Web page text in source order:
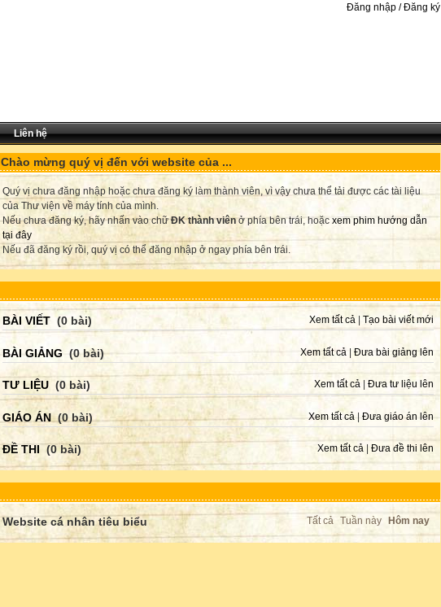
Đăng nhập / Đăng ký
Liên hệ
Chào mừng quý vị đến với website của ...
Quý vị chưa đăng nhập hoặc chưa đăng ký làm thành viên, vì vậy chưa thể tải được các tài liệu
của Thư viện về máy tính của mình.
Nếu chưa đăng ký, hãy nhấn vào chữĐK thành viênở phía bên trái, hoặc xem phim hướng dẫn
tại đây
Nếu đã đăng ký rồi, quý vị có thể đăng nhập ở ngay phía bên trái.
Xem tất cả Tạo bài viết mới
BÀI VIẾT (0 bài)
Xem tất cả | Đưa bài giảng lên
BÀI GIẢNG (0 bài)
Xem tất cả Đưa tư liệu lên
TƯ LIỆU (0 bài)
Xem tất cả | Đưa giáo án lên
GIÁO ÁN (0 bài)
Xem tất cả Đưa đề thi lên
ĐỀ THI (0 bài)
Tất cả Tuần này Hôm nay
Website cá nhân tiêu biểu